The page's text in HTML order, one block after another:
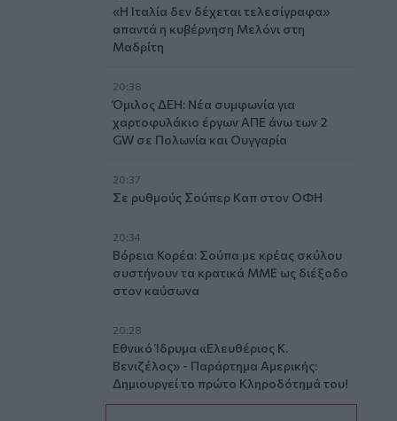
«Η Ιταλία δεν δέχεται τελεσίγραφα»
απαντά η κυβέρνηση Μελόνι στη
Μαδρίτη
20:38
Όμιλος ΔΕΗ: Νέα συμφωνία για
χαρτοφυλάκιο έργων ΑΠΕ άνω των 2
GW σε Πολωνία και Ουγγαρία
20:37
Σε ρυθμούς Σούπερ Καπ στον ΟΦΗ
20:34
Βόρεια Κορέα: Σούπα με κρέας σκύλου
συστήνουν τα κρατικά ΜΜΕ ως διέξοδο
στον καύσωνα
20:28
Εθνικό Ίδρυμα «Ελευθέριος Κ.
Βενιζέλος» - Παράρτημα Αμερικής:
Δημιουργεί το πρώτο Κληροδότημά του!